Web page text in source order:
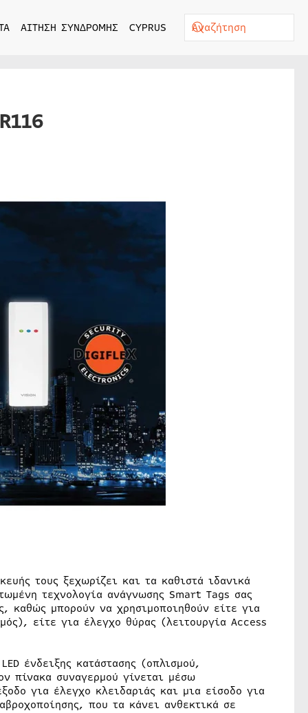
ΑΙΤΗΣΗ ΣΥΝΔΡΟΜΗΣ CYPRUS
τους ξεχωρίζει και τα καθιστά ιδανικά
τεχνολογία ανάγνωσης Smart Tags σας
καθώς μπορούν να χρησιμοποιηθούν είτε για
είτε για έλεγχο θύρας (λειτουργία Access
ένδειξης κατάστασης (οπλισμού,
πίνακα συναγερμού γίνεται μέσω
για έλεγχο κλειδαριάς και μια είσοδο για
που τα κάνει ανθεκτικά σε